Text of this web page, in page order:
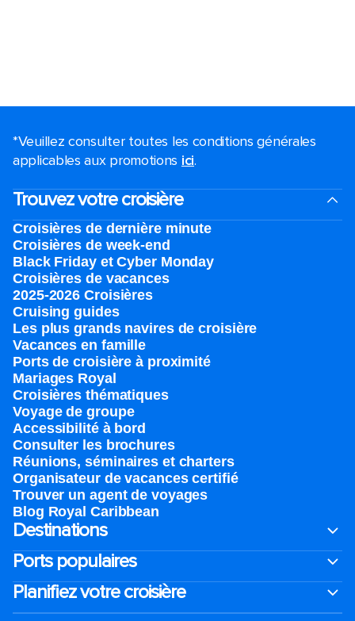
*Veuillez consulter toutes les conditions générales
applicables aux promotions ici.
Trouvez votre croisière
Croisières de dernière minute
Croisières de week-end
Black Friday et Cyber Monday
Croisières de vacances
2025-2026 Croisières
Cruising guides
Les plus grands navires de croisière
Vacances en famille
Ports de croisière à proximité
Mariages Royal
Croisières thématiques
Voyage de groupe​
Accessibilité à bord​
Consulter les brochures
Réunions, séminaires et charters
Organisateur de vacances certifié
Trouver un agent de voyages
Blog Royal Caribbean
Destinations
Ports populaires
Planifiez votre croisière